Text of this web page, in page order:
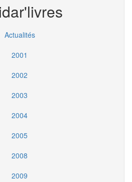
Actualités
2001
2002
2003
2004
2005
2008
2009